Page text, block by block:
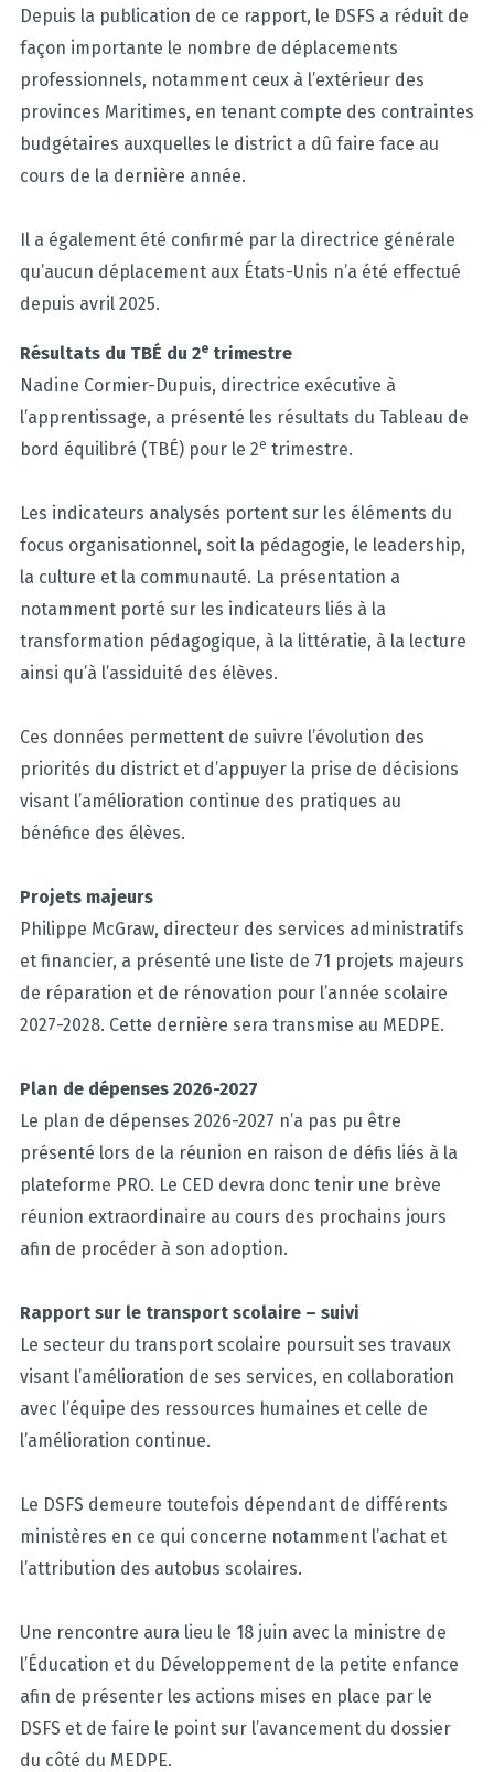
Depuis la publication de ce rapport, le DSFS a réduit de
façon importante le nombre de déplacements
professionnels, notamment ceux à l’extérieur des
provinces Maritimes, en tenant compte des contraintes
budgétaires auxquelles le district a dû faire face au
cours de la dernière année.
Il a également été confirmé par la directrice générale
qu’aucun déplacement aux États-Unis n’a été effectué
depuis avril 2025.
Résultats du TBÉ du 2etrimestre
Nadine Cormier-Dupuis, directrice exécutive à
l’apprentissage, a présenté les résultats du Tableau de
bord équilibré (TBÉ) pour le 2e trimestre.
Les indicateurs analysés portent sur les éléments du
focus organisationnel, soit la pédagogie, le leadership,
la culture et la communauté. La présentation a
notamment porté sur les indicateurs liés à la
transformation pédagogique, à la littératie, à la lecture
ainsi qu’à l’assiduité des élèves.
Ces données permettent de suivre l’évolution des
priorités du district et d’appuyer la prise de décisions
visant l’amélioration continue des pratiques au
bénéfice des élèves.
Projets majeurs
Philippe McGraw, directeur des services administratifs
et financier, a présenté une liste de 71 projets majeurs
de réparation et de rénovation pour l’année scolaire
2027-2028. Cette dernière sera transmise au MEDPE.
Plan de dépenses 2026-2027
Le plan de dépenses 2026-2027 n’a pas pu être
présenté lors de la réunion en raison de défis liés à la
plateforme PRO. Le CED devra donc tenir une brève
réunion extraordinaire au cours des prochains jours
afin de procéder à son adoption.
Rapport sur le transport scolaire – suivi
Le secteur du transport scolaire poursuit ses travaux
visant l’amélioration de ses services, en collaboration
avec l’équipe des ressources humaines et celle de
l’amélioration continue.
Le DSFS demeure toutefois dépendant de différents
ministères en ce qui concerne notamment l’achat et
l’attribution des autobus scolaires.
Une rencontre aura lieu le 18 juin avec la ministre de
l’Éducation et du Développement de la petite enfance
afin de présenter les actions mises en place par le
DSFS et de faire le point sur l’avancement du dossier
du côté du MEDPE.